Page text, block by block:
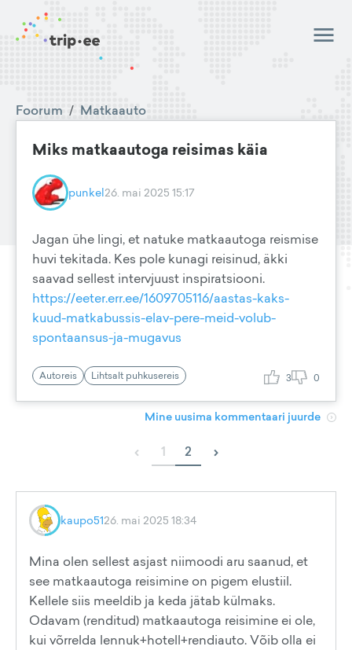
Foorum / Matkaauto
Miks matkaautoga reisimas käia
punkel26. mai 2025 15:17
Jagan ühe lingi, et natuke matkaautoga reismise
huvi tekitada. Kes pole kunagi reisinud, äkki
saavad sellest intervjuust inspiratsiooni.
https://eeter.err.ee/1609705116/aastas-kaks-
kuud-matkabussis-elav-pere-meid-volub-
spontaansus-ja-mugavus
Autoreis Lihtsalt puhkusereis 3 0
Mine uusima kommentaari juurde
‹ 1 2 ›
kaupo5126. mai 2025 18:34
Mina olen sellest asjast niimoodi aru saanud, et
see matkaautoga reisimine on pigem elustiil.
Kellele siis meeldib ja keda jätab külmaks.
Odavam (renditud) matkaautoga reisimine ei ole,
kui võrrelda lennuk+hotell+rendiauto. Võib olla ei